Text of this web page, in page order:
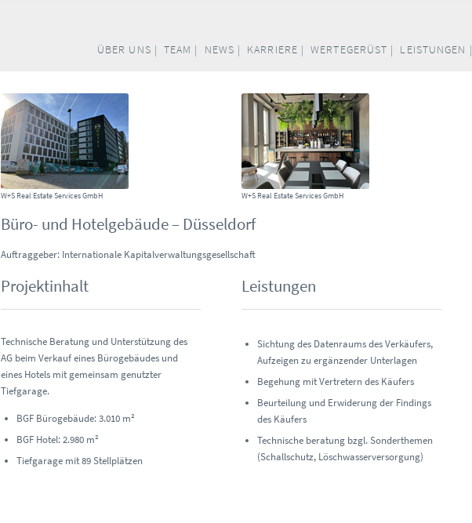
ÜBER UNS | TEAM | NEWS | KARRIERE | WERTEGERÜST | LEISTUNGEN |
W+S Real Estate Services GmbH W+S Real Estate Services GmbH
Büro- und Hotelgebäude – Düsseldorf
Auftraggeber: Internationale Kapitalverwaltungsgesellschaft
Projektinhalt
Technische Beratung und Unterstützung des
AG beim Verkauf eines Bürogebäudes und
eines Hotels mit gemeinsam genutzter
Tiefgarage.
BGF Bürogebäude: 3.010 m²
BGF Hotel: 2.980 m²
Tiefgarage mit 89 Stellplätzen
Leistungen
Sichtung des Datenraums des Verkäufers,
Aufzeigen zu ergänzender Unterlagen
Begehung mit Vertretern des Käufers
Beurteilung und Erwiderung der Findings
des Käufers
Technische beratung bzgl. Sonderthemen
(Schallschutz, Löschwasserversorgung)